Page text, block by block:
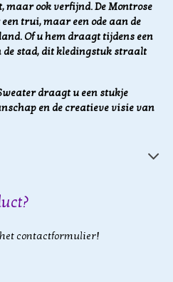
maar ook verfijnd. De Montrose
trui, maar een ode aan de
Of u hem draagt tijdens een
de stad, dit kledingstuk straalt
draagt u een stukje
en de creatieve visie van
contactformulier!